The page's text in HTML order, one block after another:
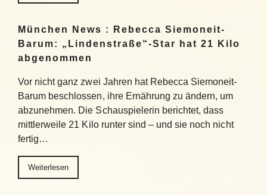
München News : Rebecca Siemoneit-
Barum: „Lindenstraße“-Star hat 21 Kilo
abgenommen
Vor nicht ganz zwei Jahren hat Rebecca Siemoneit-
Barum beschlossen, ihre Ernährung zu ändern, um
abzunehmen. Die Schauspielerin berichtet, dass
mittlerweile 21 Kilo runter sind – und sie noch nicht
fertig…
Weiterlesen